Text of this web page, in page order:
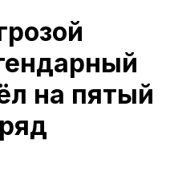
на пятый